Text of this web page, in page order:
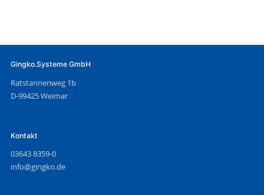
Gingko.Systeme GmbH
Ratstannenweg 1b
D-99425 Weimar
Kontakt
03643 8359-0
info@gingko.de